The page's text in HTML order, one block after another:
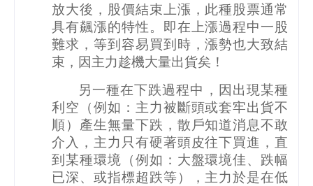
放大後，股價結束上漲，此種股票通常
具有飆漲的特性。即在上漲過程中一股
難求，等到容易買到時，漲勢也大致結
束，因主力趁機大量出貨矣！
另一種在下跌過程中，因出現某種
利空（例如：主力被斷頭或套牢出貨不
順）產生無量下跌，散戶知道消息不敢
介入，主力只有硬著頭皮往下買進，直
到某種環境（例如：大盤環境佳、跌幅
已深、或指標超跌等），主力於是在低